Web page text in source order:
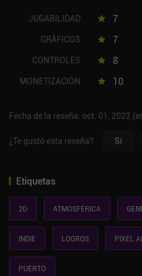
JUGABILIDAD 7
GRÁFICOS 7
CONTROLES 8
MONETIZACIÓN 10
Fecha de la reseña: oct. 01, 2022
¿Te gustó esta reseña? Sí
Etiquetas
2D ATMOSFÉRICA
INDIE LOGROS PIXEL
PUERTO